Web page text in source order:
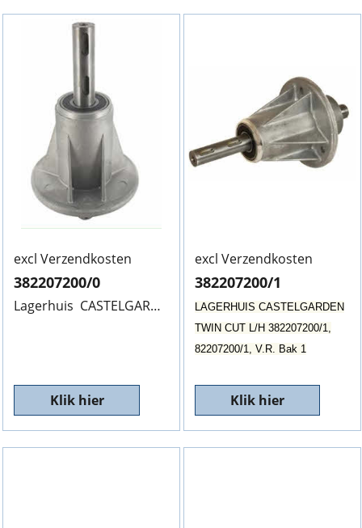
excl Verzendkosten
382207200/0
Lagerhuis CASTELGARDEN, 102 & 122CM, 382207200/0, Hoog 225mm
Klik hier
excl Verzendkosten
382207200/1
LAGERHUIS CASTELGARDEN
TWIN CUT L/H 382207200/1,
82207200/1, V.R. Bak 1
Klik hier